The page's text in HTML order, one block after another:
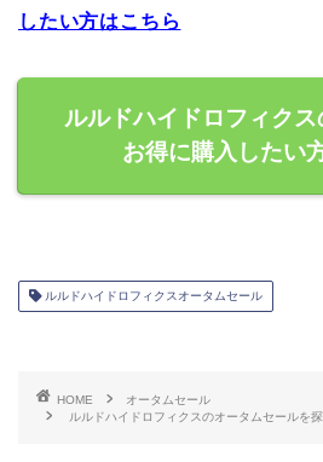
したい方はこちら
ルルドハイドロフィク
お得に購入したい
ルルドハイドロフィクスオータムセール
HOME
オータムセール
ルルドハイドロフィクスのオータムセールを